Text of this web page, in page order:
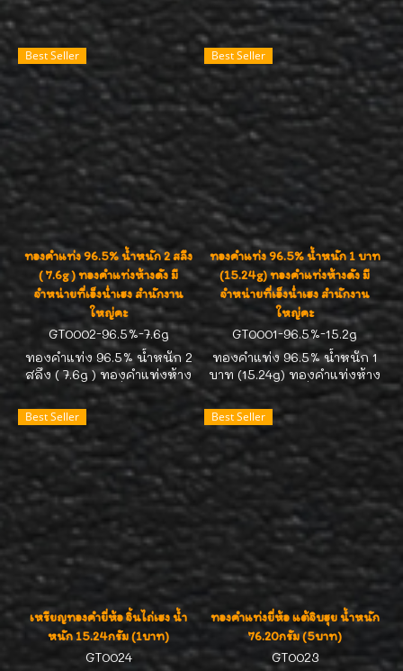
Best Seller
ทองคำแท่ง 96.5% น้ำหนัก 2 สลึง
( 7.6g ) ทองคำแท่งห้างดัง มี
จำหน่ายที่เอ็งน่ำเฮง สำนักงาน
ใหญ่คะ
GT0002-96.5%-7.6g
ทองคำแท่ง 96.5% น้ำหนัก 2
สลึง ( 7.6g ) ทองคำแท่งห้าง
ดัง มีจำหน่ายที่เอ็งน่ำเฮง
สำนักงานใหญ่คะ
Best Seller
ทองคำแท่ง 96.5% น้ำหนัก 1 บาท
(15.24g) ทองคำแท่งห้างดัง มี
จำหน่ายที่เอ็งน่ำเฮง สำนักงาน
ใหญ่คะ
GT0001-96.5%-15.2g
ทองคำแท่ง 96.5% น้ำหนัก 1
บาท (15.24g) ทองคำแท่งห้าง
ดัง มีจำหน่ายที่เอ็งน่ำเฮง
สำนักงานใหญ่คะ
Best Seller
เหรียญทองคำยี่ห้อ จิ้นไถ่เฮง น้ำ
หนัก 15.24กรัม (1บาท)
GT0024
Best Seller
ทองคำแท่งยี่ห้อ แต้จิบฮุย น้ำหนัก
76.20กรัม (5บาท)
GT0023